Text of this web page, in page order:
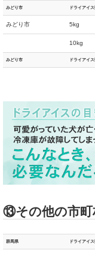
みどり市 ドライアイ
みどり市 5kg
10kg
みどり市 ドライアイ
⑬その他の市町
群馬県 ドライアイ